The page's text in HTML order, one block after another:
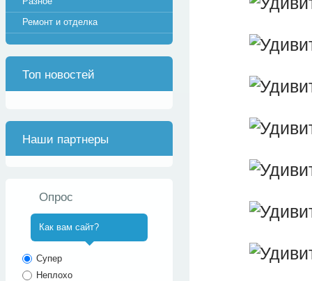
Ремонт и отделка
Топ новостей
Наши партнеры
Опрос
Как вам сайт?
Супер
Неплохо